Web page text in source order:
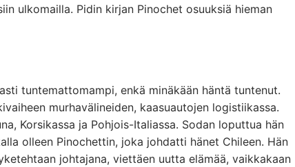
ulkomailla. Pidin kirjan Pinochet osuuksiä hieman
tuntemattomampi, enkä minäkään häntä tuntenut.
murhavälineiden, kaasuautojen logistiikassa.
Korsikassa ja Pohjois-Italiassa. Sodan loputtua hän
olleen Pinochettin, joka johdatti hänet Chileen. Hän
johtajana, viettäen uutta elämää, vaikkakaan